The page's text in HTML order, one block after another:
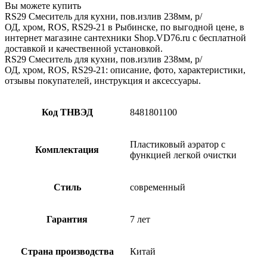
Вы можете купить
RS29 Смеситель для кухни, пов.излив 238мм, р/
ОД, хром, ROS, RS29-21 в Рыбинске, по выгодной цене, в
интернет магазине сантехники Shop.VD76.ru с бесплатной
доставкой и качественной установкой.
RS29 Смеситель для кухни, пов.излив 238мм, р/
ОД, хром, ROS, RS29-21: описание, фото, характеристики,
отзывы покупателей, инструкция и аксессуары.
Код ТНВЭД 8481801100
Комплектация
Пластиковый аэратор с
функцией легкой очистки
Стиль современный
Гарантия 7 лет
Страна производства Китай